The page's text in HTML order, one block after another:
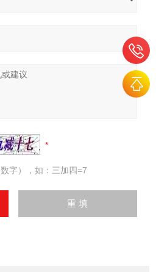
字），如：三加四=7